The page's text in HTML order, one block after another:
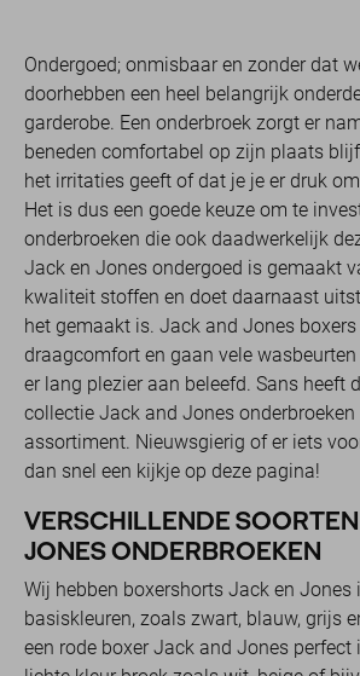
Ondergoed; onmisbaar en zonder dat
doorhebben een heel belangrijk
garderobe. Een onderbroek zorgt er
beneden comfortabel op zijn plaats
het irritaties geeft of dat je je er druk
Het is dus een goede keuze om te
onderbroeken die ook daadwerkelijk
Jack en Jones ondergoed is gemaakt
kwaliteit stoffen en doet daarnaast
het gemaakt is. Jack and Jones
draagcomfort en gaan vele
er lang plezier aan beleefd. Sans heeft
collectie Jack and Jones onderbroeken
assortiment. Nieuwsgierig of er iets
dan snel een kijkje op deze pagina!
VERSCHILLENDE
JONES ONDERBROEKEN
Wij hebben boxershorts Jack en Jones
basiskleuren, zoals zwart, blauw, grijs
een rode boxer Jack and Jones perfect